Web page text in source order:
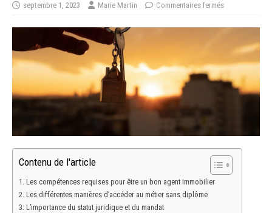
septembre 1, 2023 Marie Martin Commentaires fermés
Contenu de l'article
Les compétences requises pour être un bon agent immobilier
Les différentes manières d’accéder au métier sans diplôme
L’importance du statut juridique et du mandat